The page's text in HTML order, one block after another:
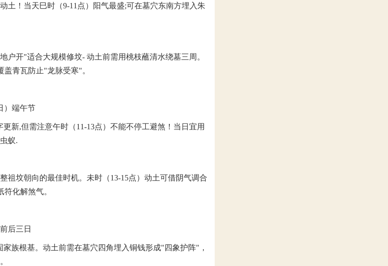
土！当天巳时（9-11点）阳气最盛;可在墓穴东南方埋入朱
户开"适合大规模修坟- 动土前需用桃枝蘸清水绕墓三周。
盖青瓦防止"龙脉受寒"。
）端午节
新,但需注意午时（11-13点）不能不停工避煞！当日宜用
蚁.
祖坟朝向的最佳时机。未时（13-15点）动土可借阴气调合
化解煞气。
后三日
族根基。动土前需在墓穴四角埋入铜钱形成"四象护阵"，